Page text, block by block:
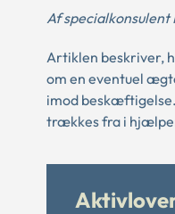
Af
Artiklen beskriver,
om en eventuel
imod
trækkes fra i